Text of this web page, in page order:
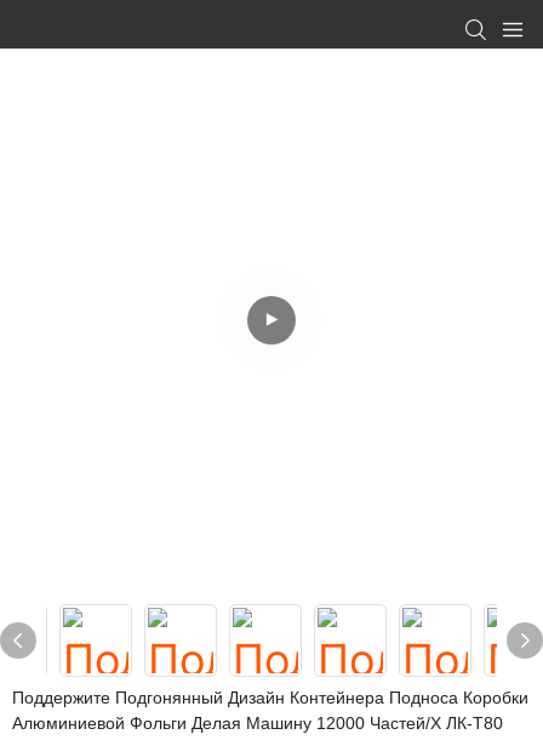
Поддержите Подгонянный Дизайн Контейнера Подноса Коробки
Алюминиевой Фольги Делая Машину 12000 Частей/х ЛК-Т80